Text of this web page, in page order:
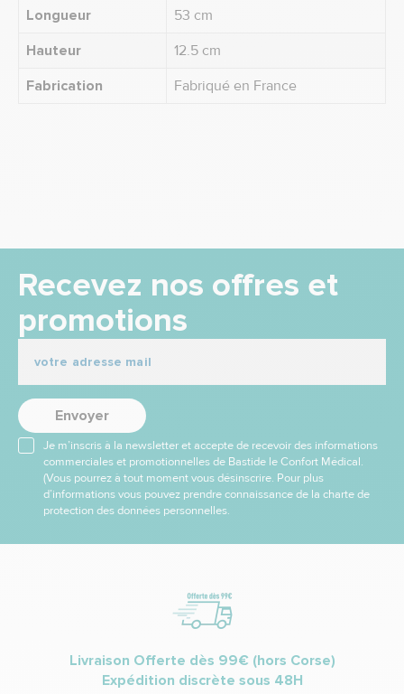
Longueur
53 cm
Hauteur
12.5 cm
Fabrication
Fabriqué en France
Recevez nos offres et
promotions
Envoyer
Je m’inscris à la newsletter et accepte de recevoir des informations
commerciales et promotionnelles de Bastide le Confort Médical.
(Vous pourrez à tout moment vous désinscrire. Pour plus
d’informations vous pouvez prendre connaissance de la charte de
protection des données personnelles.
Livraison Offerte dès 99€ (hors Corse)
Expédition discrète sous 48H